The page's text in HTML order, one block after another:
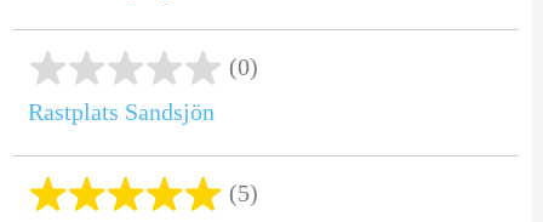
(0)
Rastplats Sandsjön
(5)